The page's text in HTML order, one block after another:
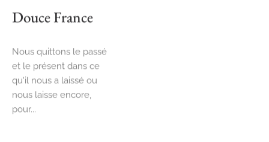
Douce France
Nous quittons le passé
et le présent dans ce
qu'il nous a laissé ou
nous laisse encore,
pour...